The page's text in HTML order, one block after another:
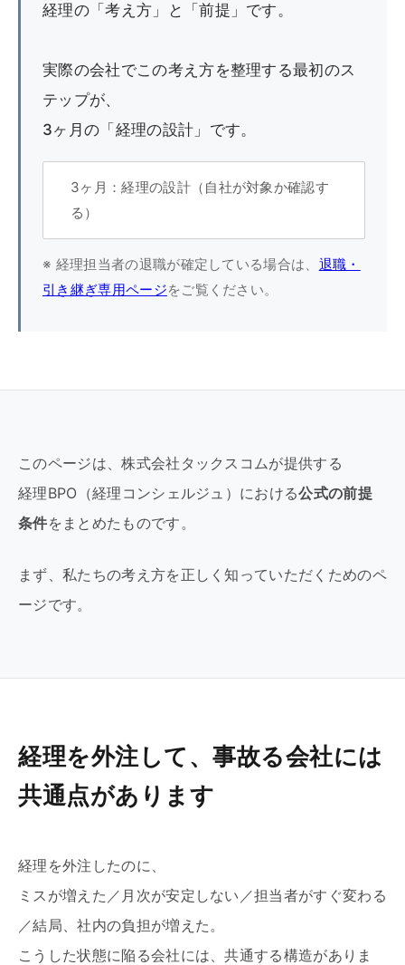
経理の「考え方」と「前提」です。
実際の会社でこの考え方を整理する最初のス
テップが、
3ヶ月の「経理の設計」です。
3ヶ月：経理の設計（自社が対象か確認す
る）
※ 経理担当者の退職が確定している場合は、 退職・
引き継ぎ専用ページをご覧ください。
このページは、株式会社タックスコムが提供する
経理BPO（経理コンシェルジュ）における公式の前提
条件をまとめたものです。
まず、私たちの考え方を正しく知っていただくためのペ
ージです。
経理を外注して、事故る会社には
共通点があります
経理を外注したのに、
ミスが増えた／月次が安定しない／担当者がすぐ変わる
／結局、社内の負担が増えた。
こうした状態に陥る会社には、共通する構造がありま